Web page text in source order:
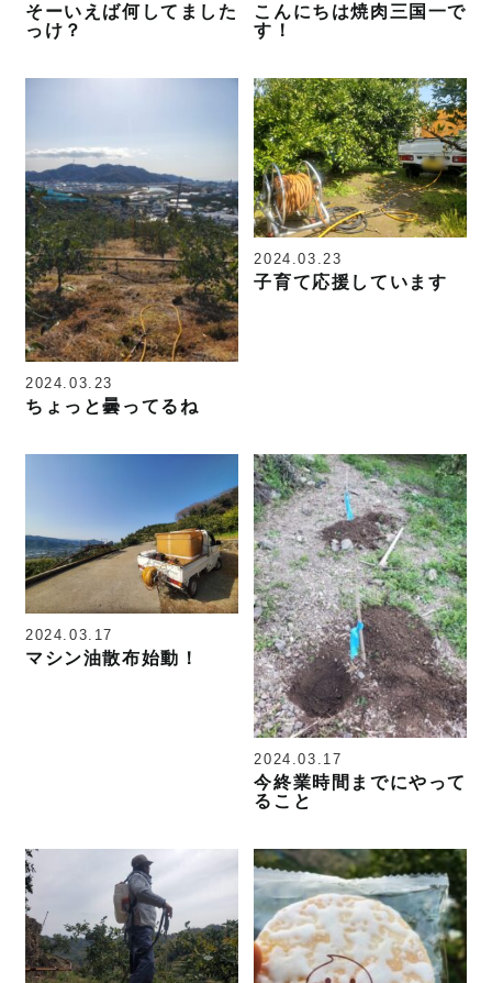
そーいえば何してました
っけ？
こんにちは焼肉三国一で
す！
2024.03.23
ちょっと曇ってるね
2024.03.23
子育て応援しています
2024.03.17
マシン油散布始動！
2024.03.17
今終業時間までにやって
ること